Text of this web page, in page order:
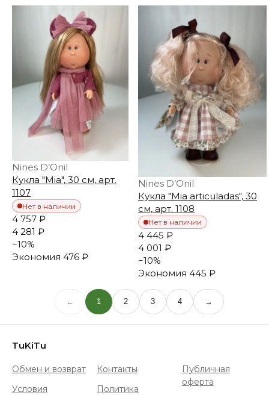
Nines D’Onil
Кукла "Mia", 30 см, арт.
1107
Нет в наличии
4 757 ₽
4 281 ₽
−10%
Экономия 476 ₽
Nines D’Onil
Кукла "Mia articuladas", 30
см, арт. 1108
Нет в наличии
4 445 ₽
4 001 ₽
−10%
Экономия 445 ₽
← 1 2 3 4 →
TuKiTu
Обмен и возврат
Условия
Контакты
Политика
Публичная
оферта